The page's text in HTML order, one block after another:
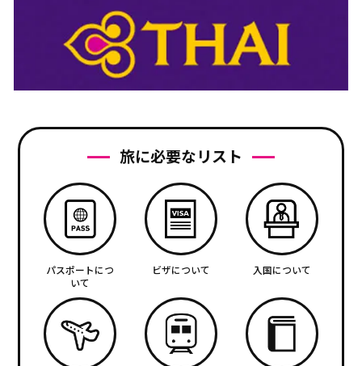
旅に必要なリスト
パスポートにつ
いて
ビザについて 入国について